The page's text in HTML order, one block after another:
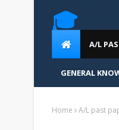
🎓
A/L
GENERAL
Home A/L past